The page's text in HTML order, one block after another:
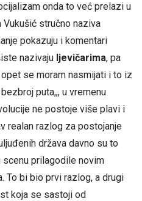
onda to već prelazi u
stručno naziva
pokazuju i komentari
nazivaju ljevičarima, pa
opet se moram nasmijati i to iz
puta,,, u vremenu
ne postoje više plavi i
realan razlog za postojanje
država davno su to
prilagodile novim
To bi bio prvi razlog, a drugi
koja se sastoji od